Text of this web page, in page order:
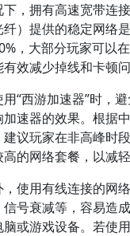
下，拥有高速宽带连
纤）提供的稳定网络
，大部分玩家可以
效减少掉线和卡顿问
用“西游加速器”时，
加速器的效果。根据
建议玩家在非高峰时
的网络套餐，以减轻
，使用有线连接的网
信号衰减等，容易造
脑或游戏设备。若使